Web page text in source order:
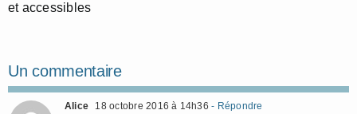
et accessibles
Un commentaire
Alice 18 octobre 2016 à 14h36 - Répondre